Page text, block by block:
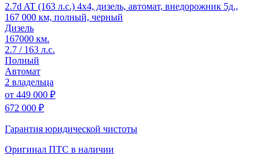
2.7d AT (163 л.с.) 4x4, дизель, автомат, внедорожник 5д.,
167 000 км, полный, черный
Дизель
167000 км.
2.7 / 163 л.с.
Полный
Автомат
2 владельца
от 449 000 ₽
672 000 ₽
Гарантия юридической чистоты
Оригинал ПТС в наличии